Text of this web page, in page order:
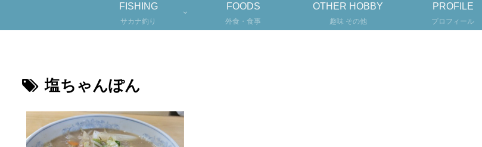
FISHING
サカナ釣り
FOODS
外食・食事
OTHER HOBBY
趣味 その他
PROFILE
プロフィール
塩ちゃんぽん